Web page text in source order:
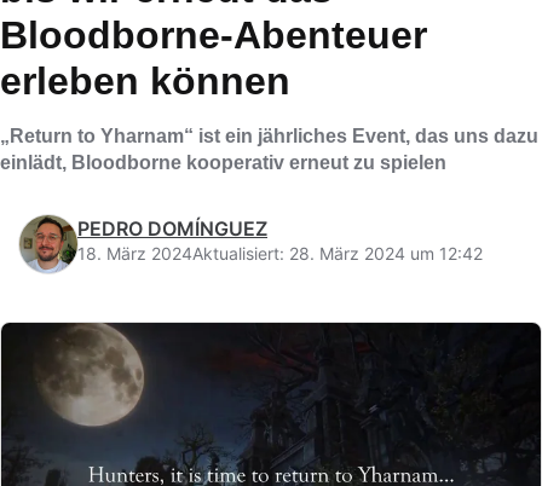
Bloodborne-Abenteuer
erleben können
„Return to Yharnam“ ist ein jährliches Event, das uns dazu
einlädt, Bloodborne kooperativ erneut zu spielen
PEDRO DOMÍNGUEZ
18. März 2024Aktualisiert: 28. März 2024 um 12:42